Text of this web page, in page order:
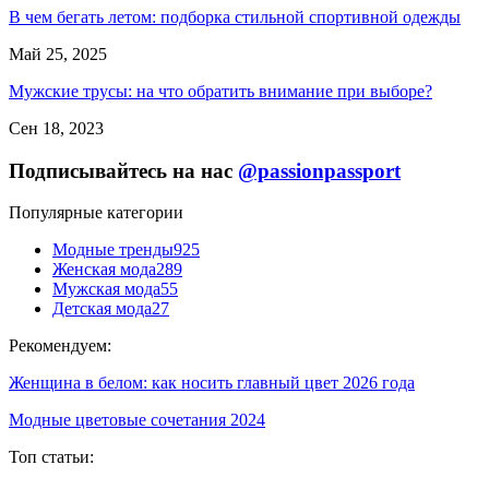
В чем бегать летом: подборка стильной спортивной одежды
Май 25, 2025
Мужские трусы: на что обратить внимание при выборе?
Сен 18, 2023
Подписывайтесь на нас @passionpassport
Популярные категории
Модные тренды925
Женская мода289
Мужская мода55
Детская мода27
Рекомендуем:
Женщина в белом: как носить главный цвет 2026 года
Модные цветовые сочетания 2024
Топ статьи: